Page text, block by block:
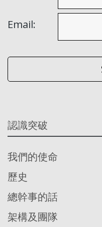
Email:
認識突破
我們的使命
歷史
總幹事的話
架構及團隊